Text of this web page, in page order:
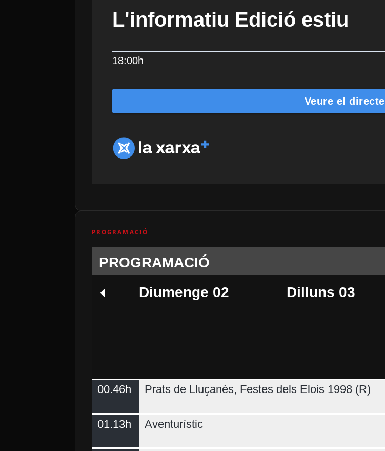
L'informatiu Edició estiu
18:00h
Veure el directe
PROGRAMACIÓ
PROGRAMACIÓ
Diumenge 02
Dilluns 03
Dimecres 05 Dijous 06
00.46h Prats de Lluçanès, Festes dels Elois 1998 (R)
01.13h Aventurístic